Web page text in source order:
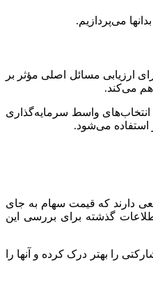
می‌پردازیم.
ارزیابی مسائل اصلی مؤثر بر
می‌کند.
انتخاب‌های واسط سرمایه‌گذاری
استفاده می‌شود.
دارند که قیمت سهام به جای
گذشته برای بررسی این
را بهتر درک کرده و آنها را